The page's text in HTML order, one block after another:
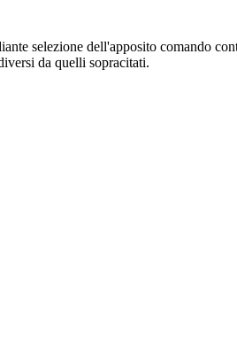
selezione dell'apposito comando
da quelli sopracitati.